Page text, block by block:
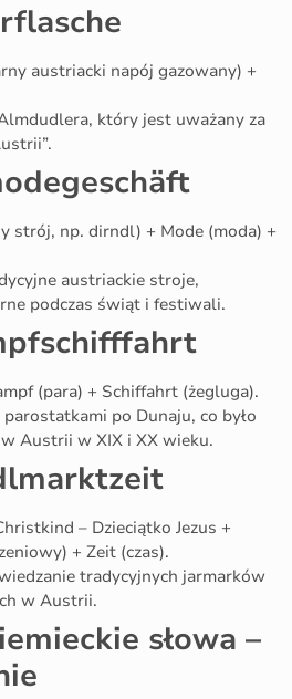
austriacki napój gazowany) +
który jest uważany za
strój, np. dirndl) + Mode (moda) +
austriackie stroje,
podczas świąt i festiwali.
(para) + Schiffahrt (żegluga).
po Dunaju, co było
Austrii w XIX i XX wieku.
– Dzieciątko Jezus +
+ Zeit (czas).
tradycyjnych jarmarków
w Austrii.
słowa –